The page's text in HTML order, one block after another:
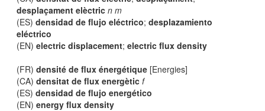
desplaçament elèctric n m
(ES)densidad de flujo eléctrico;desplazamiento
eléctrico
(EN)electric displacement;electric flux density
(FR)densité de flux énergétique [Energies]
(CA)densitat de flux energètic f
(ES)densidad de flujo energético
(EN)energy flux density